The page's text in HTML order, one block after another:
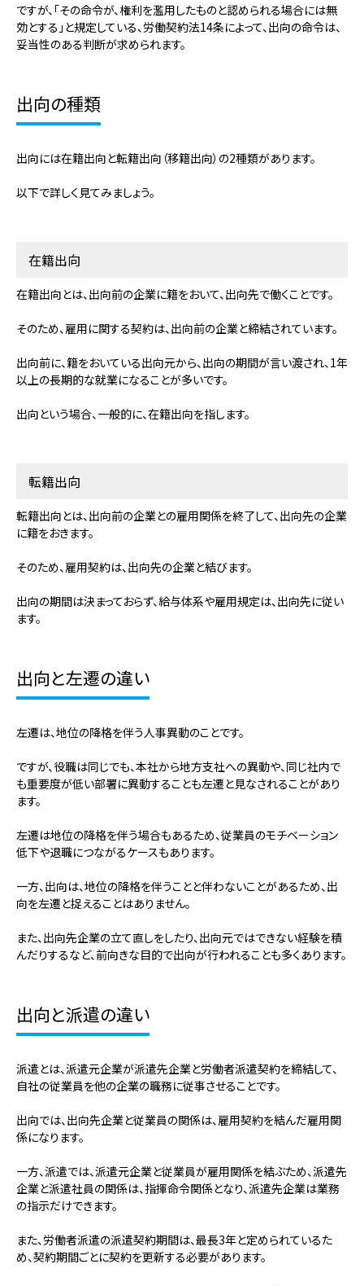
ですが、「その命令が、権利を濫用したものと認められる場合には無
効とする」と規定している、労働契約法14条によって、出向の命令は、
妥当性のある判断が求められます。
出向の種類
出向には在籍出向と転籍出向（移籍出向）の2種類があります。
以下で詳しく見てみましょう。
在籍出向
在籍出向とは、出向前の企業に籍をおいて、出向先で働くことです。
そのため、雇用に関する契約は、出向前の企業と締結されています。
出向前に、籍をおいている出向元から、出向の期間が言い渡され、1年
以上の長期的な就業になることが多いです。
出向という場合、一般的に、在籍出向を指します。
転籍出向
転籍出向とは、出向前の企業との雇用関係を終了して、出向先の企業
に籍をおきます。
そのため、雇用契約は、出向先の企業と結びます。
出向の期間は決まっておらず、給与体系や雇用規定は、出向先に従い
ます。
出向と左遷の違い
左遷は、地位の降格を伴う人事異動のことです。
ですが、役職は同じでも、本社から地方支社への異動や、同じ社内で
も重要度が低い部署に異動することも左遷と見なされることがあり
ます。
左遷は地位の降格を伴う場合もあるため、従業員のモチベーション
低下や退職につながるケースもあります。
一方、出向は、地位の降格を伴うことと伴わないことがあるため、出
向を左遷と捉えることはありません。
また、出向先企業の立て直しをしたり、出向元ではできない経験を積
んだりするなど、前向きな目的で出向が行われることも多くあります。
出向と派遣の違い
派遣とは、派遣元企業が派遣先企業と労働者派遣契約を締結して、
自社の従業員を他の企業の職務に従事させることです。
出向では、出向先企業と従業員の関係は、雇用契約を結んだ雇用関
係になります。
一方、派遣では、派遣元企業と従業員が雇用関係を結ぶため、派遣先
企業と派遣社員の関係は、指揮命令関係となり、派遣先企業は業務
の指示だけできます。
また、労働者派遣の派遣契約期間は、最長3年と定められているた
め、契約期間ごとに契約を更新する必要があります。